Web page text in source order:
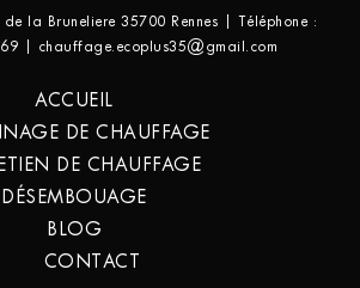
la Bruneliere 35700 Rennes | Téléphone :
| chauffage.ecoplus35@gmail.com
ACCUEIL
DE CHAUFFAGE
DE CHAUFFAGE
DÉSEMBOUAGE
BLOG
CONTACT